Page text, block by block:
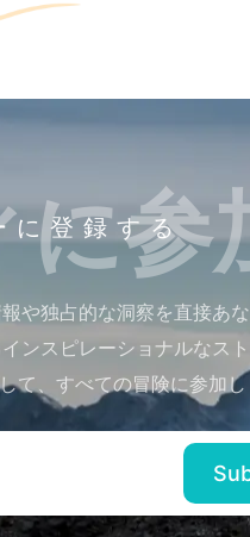
に登録する
参
や独占的な洞察を直接あ
ンスピレーショナルなス
て、すべての冒険に参加